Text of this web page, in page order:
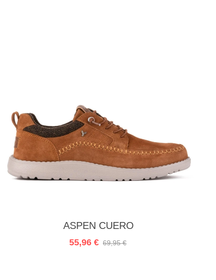
In den Warenkorb
ASPEN CUERO
55,96 € 69,95 €